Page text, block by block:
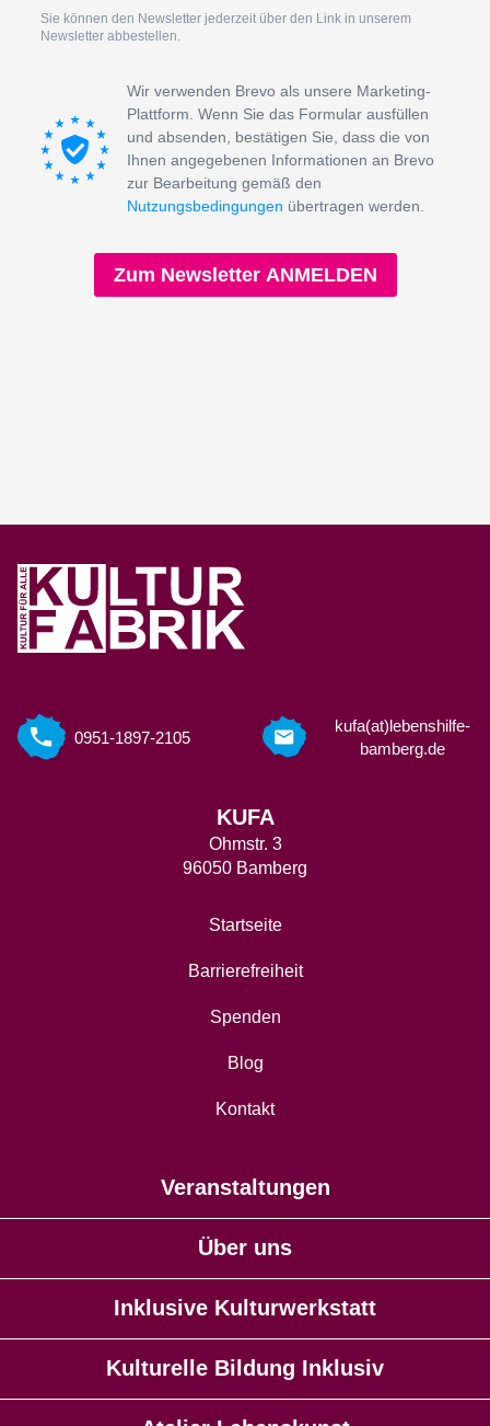
Sie können den Newsletter jederzeit über den Link in unserem
Newsletter abbestellen.
Wir verwenden Brevo als unsere Marketing-
Plattform. Wenn Sie das Formular ausfüllen
und absenden, bestätigen Sie, dass die von
Ihnen angegebenen Informationen an Brevo
zur Bearbeitung gemäß den
Nutzungsbedingungen übertragen werden.
Zum Newsletter ANMELDEN
0951-1897-2105
kufa(at)lebenshilfe-
bamberg.de
KUFA
Ohmstr. 3
96050 Bamberg
Startseite
Barrierefreiheit
Spenden
Blog
Kontakt
Veranstaltungen
Über uns
Inklusive Kulturwerkstatt
Kulturelle Bildung Inklusiv